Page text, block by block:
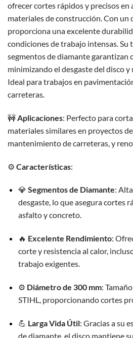
ofrecer cortes rápidos y precisos
materiales de construcción. Con un
proporciona una excelente
condiciones de trabajo intensas. Su
segmentos de diamante garantizan
minimizando el desgaste del disco
Ideal para trabajos en
carreteras.
🚧Aplicaciones: Perfecto para
materiales similares en proyectos
mantenimiento de carreteras, y
⚙️ Características:
💎 Segmentos de Diamante:
desgaste, lo que asegura cortes
asfalto y concreto.
🔥 Excelente Rendimiento:
corte y resistencia al calor,
trabajo exigentes.
⚙️ Diámetro de 300 mm:
STIHL, proporcionando cortes
💪 Larga Vida Útil: Gracias a su
de diamante, el disco mantiene